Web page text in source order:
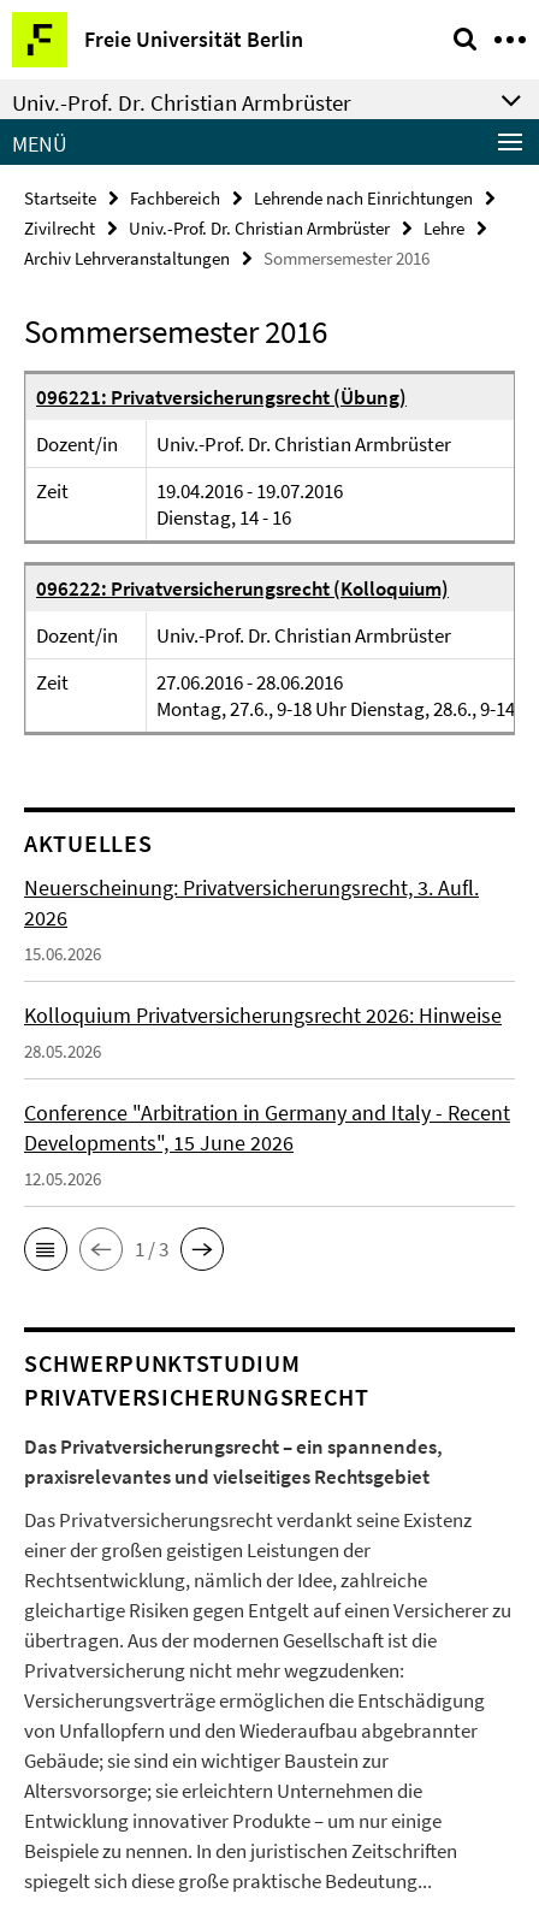
Springe
direkt
zu
Inhalt
Freie Universität Berlin
Service-
Navigation
Univ.-Prof. Dr. Christian Armbrüster
MENÜ
Startseite Fachbereich
Lehrende nach Einrichtungen
Zivilrecht
Univ.-Prof. Dr. Christian Armbrüster
Lehre
Archiv Lehrveranstaltungen
Sommersemester 2016
Sommersemester 2016
096221: Privatversicherungsrecht (Übung)
Dozent/in
Univ.-Prof. Dr. Christian Armbrüster
Zeit
19.04.2016 - 19.07.2016
Dienstag, 14 - 16
096222: Privatversicherungsrecht (Kolloquium)
Dozent/in
Univ.-Prof. Dr. Christian Armbrüster
Zeit
27.06.2016 - 28.06.2016
Montag, 27.6., 9-18 Uhr Dienstag, 28.6., 9-14
AKTUELLES
Neuerscheinung: Privatversicherungsrecht, 3. Aufl.
2026
15.06.2026
Kolloquium Privatversicherungsrecht 2026: Hinweise
28.05.2026
Conference "Arbitration in Germany and Italy - Recent
Developments", 15 June 2026
12.05.2026
1 / 3
SCHWERPUNKTSTUDIUM
PRIVATVERSICHERUNGSRECHT
Das Privatversicherungsrecht – ein spannendes,
praxisrelevantes und vielseitiges Rechtsgebiet
Das Privatversicherungsrecht verdankt seine Existenz
einer der großen geistigen Leistungen der
Rechtsentwicklung, nämlich der Idee, zahlreiche
gleichartige Risiken gegen Entgelt auf einen Versicherer zu
übertragen. Aus der modernen Gesellschaft ist die
Privatversicherung nicht mehr wegzudenken:
Versicherungsverträge ermöglichen die Entschädigung
von Unfallopfern und den Wiederaufbau abgebrannter
Gebäude; sie sind ein wichtiger Baustein zur
Altersvorsorge; sie erleichtern Unternehmen die
Entwicklung innovativer Produkte – um nur einige
Beispiele zu nennen. In den juristischen Zeitschriften
spiegelt sich diese große praktische Bedeutung...